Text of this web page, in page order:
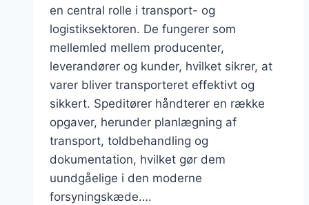
en central rolle i transport- og
logistiksektoren. De fungerer som
mellemled mellem producenter,
leverandører og kunder, hvilket sikrer, at
varer bliver transporteret effektivt og
sikkert. Speditører håndterer en række
opgaver, herunder planlægning af
transport, toldbehandling og
dokumentation, hvilket gør dem
uundgåelige i den moderne
forsyningskæde….